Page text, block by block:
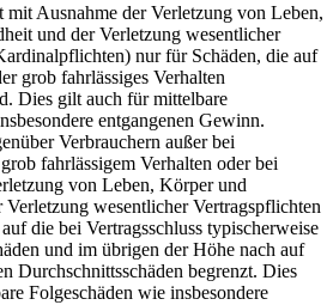
mit Ausnahme der Verletzung von Leben,
und der Verletzung wesentlicher
nur für Schäden, die auf
grob fahrlässiges Verhalten
Dies gilt auch für mittelbare
entgangenen Gewinn.
Verbrauchern außer bei
fahrlässigem Verhalten oder bei
von Leben, Körper und
Verletzung wesentlicher Vertragspflichten
die bei Vertragsschluss typischerweise
und im übrigen der Höhe nach auf
Durchschnittsschäden begrenzt. Dies
Folgeschäden wie insbesondere